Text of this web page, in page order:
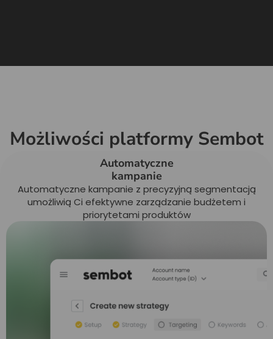
Możliwości platformy Sembot
Automatyczne
kampanie
Automatyczne kampanie z precyzyjną segmentacją
umożliwią Ci efektywne zarządzanie budżetem i
priorytetami produktów